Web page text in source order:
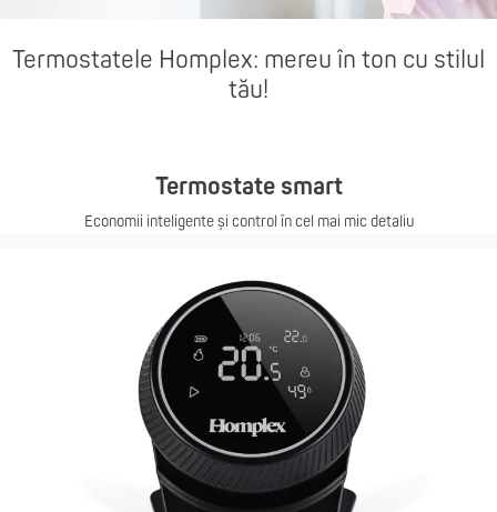
Termostatele Homplex: mereu în ton cu stilul
tău!
Termostate smart
Economii inteligente și control în cel mai mic detaliu